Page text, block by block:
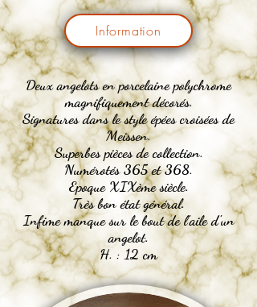
Information
Deux angelots en porcelaine polychrome
magnifiquementdécorés.
Signatures dans le style épées croisées de
Meissen.
Superbes pièces de collection.
Numérotés 365 et 368.
Epoque XIXème siècle.
Très bon état général.
Infime manque sur le bout de l'aile d'un
angelot.
H. : 12 cm